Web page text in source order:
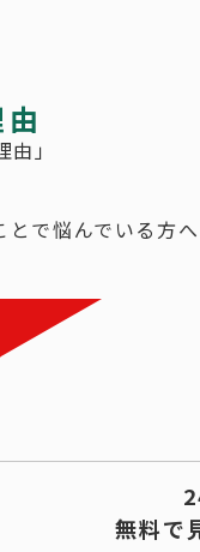
無料で